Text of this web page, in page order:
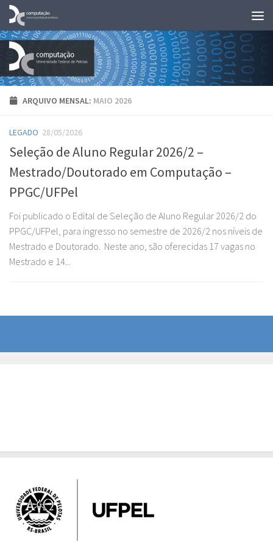
Skip to content
ARQUIVO MENSAL: MAIO 2026
LEGADO 28/05/2026
Seleção de Aluno Regular 2026/2 –
Mestrado/Doutorado em Computação –
PPGC/UFPel
Foi publicado o Edital de Seleção de Aluno Regular 2026/2 do
PPGC/UFPel, para ingresso no semestre de 2026/2 nos níveis de
Mestrado e Doutorado. Neste ano, são oferecidas 17 vagas no
Mestrado e 14...